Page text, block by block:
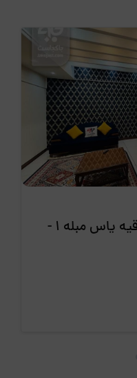
اجاره روزانه آپارتمان صادقیه یاس مبله 1 -